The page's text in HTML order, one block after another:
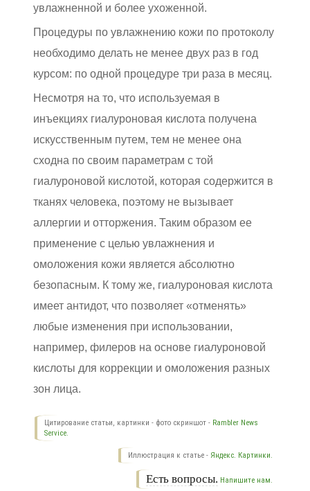
увлажненной и более ухоженной.
Процедуры по увлажнению кожи по протоколу
необходимо делать не менее двух раз в год
курсом: по одной процедуре три раза в месяц.
Несмотря на то, что используемая в
инъекциях гиалуроновая кислота получена
искусственным путем, тем не менее она
сходна по своим параметрам с той
гиалуроновой кислотой, которая содержится в
тканях человека, поэтому не вызывает
аллергии и отторжения. Таким образом ее
применение с целью увлажнения и
омоложения кожи является абсолютно
безопасным. К тому же, гиалуроновая кислота
имеет антидот, что позволяет «отменять»
любые изменения при использовании,
например, филеров на основе гиалуроновой
кислоты для коррекции и омоложения разных
зон лица.
Цитирование статьи, картинки - фото скриншот - Rambler News
Service.
Иллюстрация к статье - Яндекс. Картинки.
Есть вопросы. Напишите нам.